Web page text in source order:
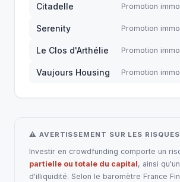
Citadelle Promotion
Serenity Promotion
Le Clos d'Arthélie Promotion
Vaujours Housing Promotion
⚠ AVERTISSEMENT SUR LES RISQUES
Investir en crowdfunding comporte un
partielle ou totale du capital, ainsi
d'illiquidité. Selon le baromètre France